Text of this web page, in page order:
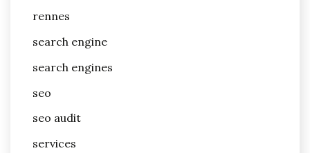
rennes
search engine
search engines
seo
seo audit
services